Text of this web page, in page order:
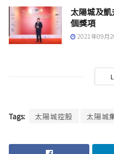
太陽城及
個獎項
2021年09月
Tags: 太陽城控股 太陽城